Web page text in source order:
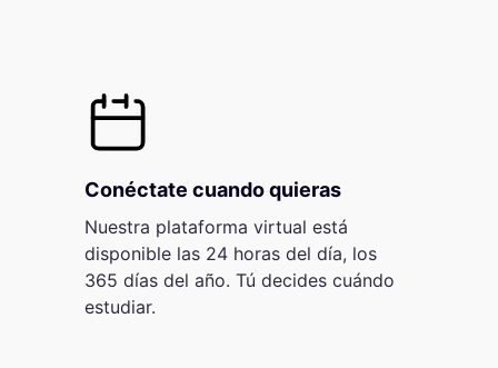
Conéctate cuando quieras
Nuestra plataforma virtual está
disponible las 24 horas del día, los
365 días del año. Tú decides cuándo
estudiar.